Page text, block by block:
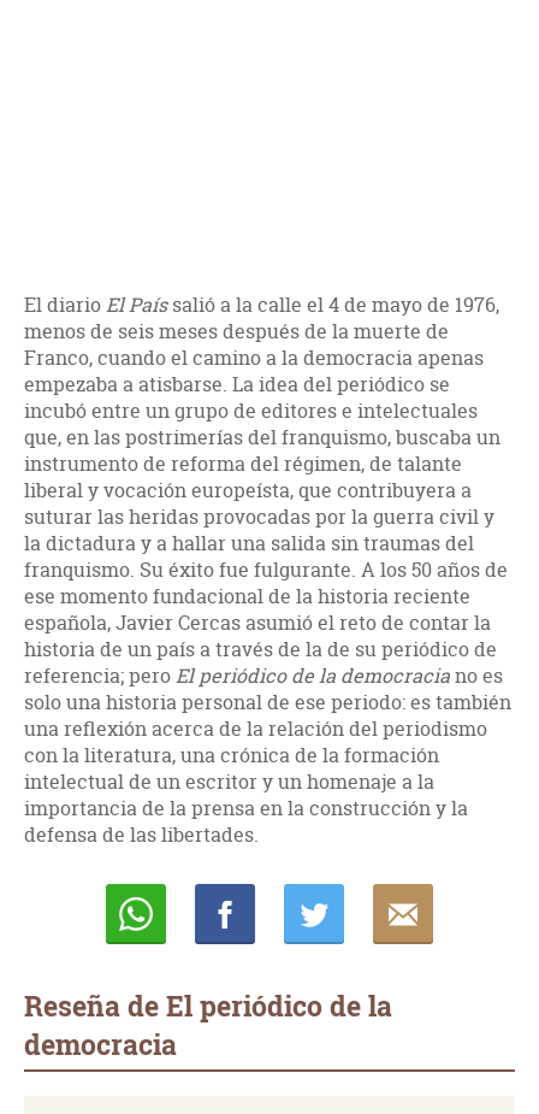
El diarioEl Paíssalió a la calle el 4 de mayo de 1976,
menos de seis meses después de la muerte de
Franco, cuando el camino a la democracia apenas
empezaba a atisbarse. La idea del periódico se
incubó entre un grupo de editores e intelectuales
que, en las postrimerías del franquismo, buscaba un
instrumento de reforma del régimen, de talante
liberal y vocación europeísta, que contribuyera a
suturar las heridas provocadas por la guerra civil y
la dictadura y a hallar una salida sin traumas del
franquismo. Su éxito fue fulgurante. A los 50 años de
ese momento fundacional de la historia reciente
española, Javier Cercas asumió el reto de contar la
historia de un país a través de la de su periódico de
referencia; peroEl periódico de la democraciano es
solo una historia personal de ese periodo: es también
una reflexión acerca de la relación del periodismo
con la literatura, una crónica de la formación
intelectual de un escritor y un homenaje a la
importancia de la prensa en la construcción y la
defensa de las libertades.
Reseña de El periódico de la
democracia